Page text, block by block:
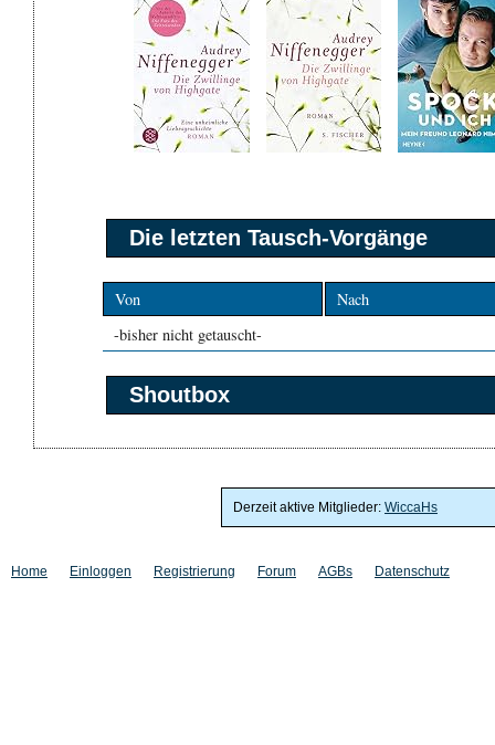
Die letzten Tausch-Vorgänge
Von
Nach
-bisher nicht getauscht-
Shoutbox
Derzeit aktive Mitglieder: WiccaHs
Home Einloggen Registrierung Forum AGBs Datenschutz